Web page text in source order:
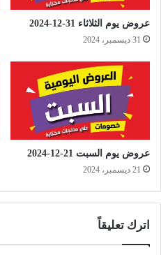
عروض يوم الثلاثاء 31-12-2024
31 ديسمبر، 2024
عروض يوم السبت 21-12-2024
21 ديسمبر، 2024
اترك تعليقاً